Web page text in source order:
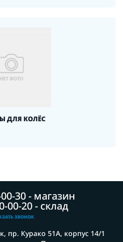
ДЛЯ КОЛЁС
30 - магазин
00-20 - склад
ЗВОНОК
пр. Курако 51А, корпус 14/1